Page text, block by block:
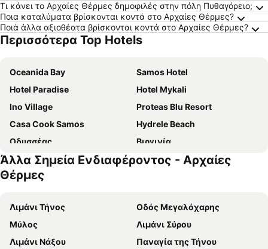
Τι κάνει το Αρχαίες Θέρμες δημοφιλές στην πόλη Πυθαγόρειο;
Ποια καταλύματα βρίσκονται κοντά στο Αρχαίες Θέρμες?
Ποιά άλλα αξιοθέατα βρίσκονται κοντά στο Αρχαίες Θέρμες?
Περισσότερα Top Hotels
Oceanida Bay
Samos Hotel
Hotel Paradise
Hotel Mykali
Ino Village
Proteas Blu Resort
Casa Cook Samos
Hydrele Beach
Οδυσσέας
Βιργινία
Αγνάντι
Scorpios Hotel & Suites
Aeolis Hotel
Princessa Riviera resort
Samos Bay Hotel by Gagou Beach
Adamantia
Sunrise Beach
Hotel Athena
Hotel Apartment Agios Konstantinos
Άλλα Σημεία Ενδιαφέροντος - Αρχαίες
Θέρμες
Λιμάνι Τήνος
Οδός Μεγαλόχαρης
Μύλος
Λιμάνι Σύρου
Λιμάνι Νάξου
Παναγία της Τήνου